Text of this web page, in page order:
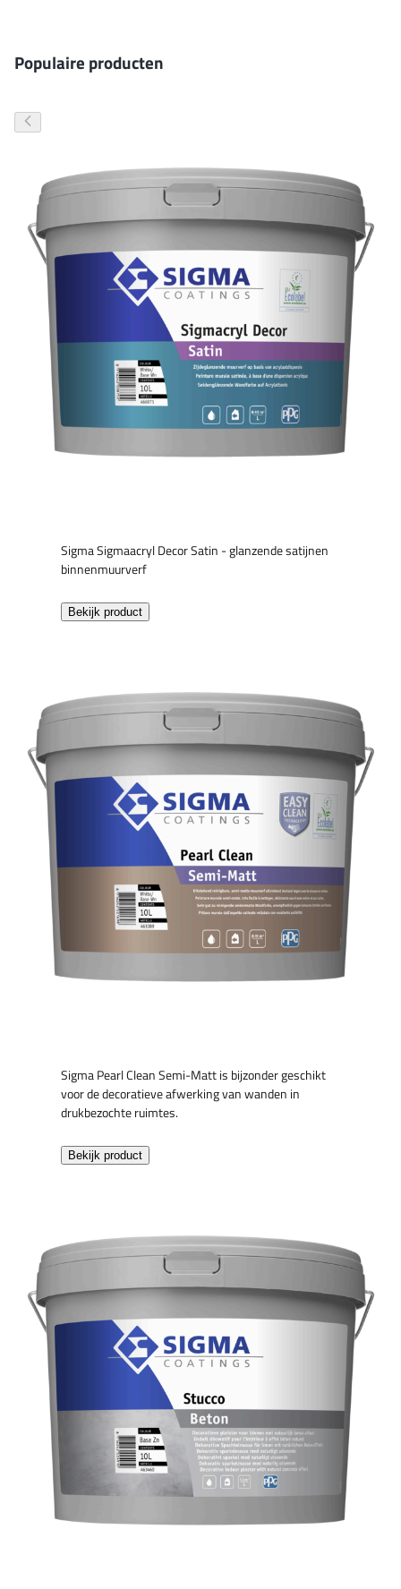
Populaire producten
Sigma Sigmaacryl Decor Satin - glanzende satijnen
binnenmuurverf
Bekijk product
Sigma Pearl Clean Semi-Matt is bijzonder geschikt
voor de decoratieve afwerking van wanden in
drukbezochte ruimtes.
Bekijk product